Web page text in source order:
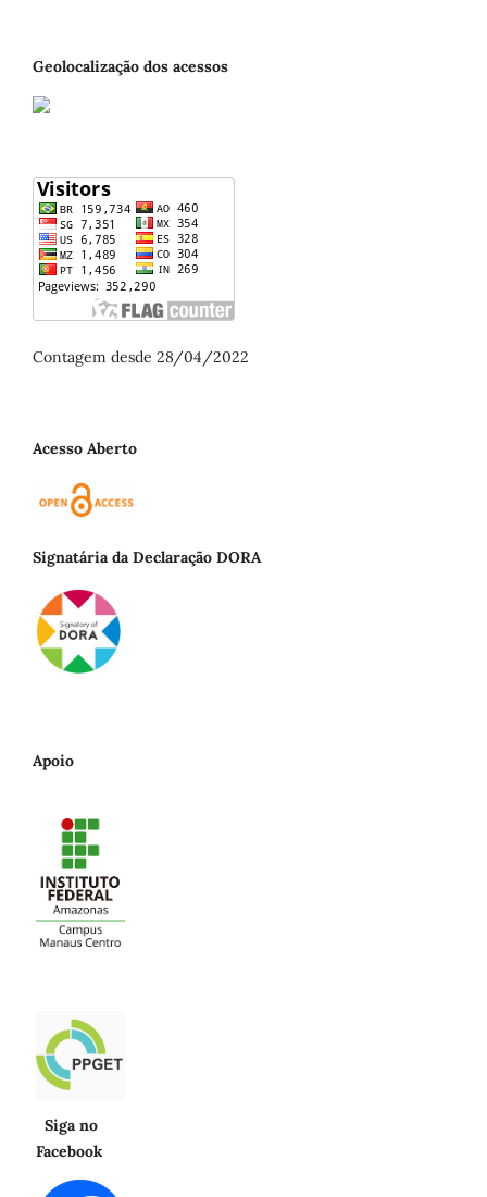
Geolocalização dos acessos
Contagem desde 28/04/2022
Acesso Aberto
Signatária da Declaração DORA
Apoio
Siga no
Facebook